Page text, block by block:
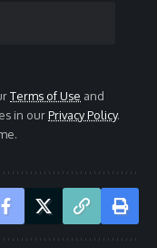
Terms of Use and
in ourPrivacy Policy.